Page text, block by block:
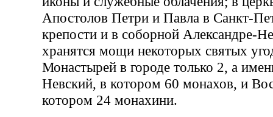
Апостолов Петри и Павла в Санкт-
крепости и в соборной Александре-
хранятся мощи некоторых святых
Монастырей в городе только 2, а
Невский, в котором 60 монахов, и
котором 24 монахини.